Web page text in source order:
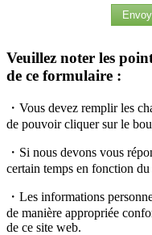
Veuillez noter les
de ce formulaire :
・Vous devez remplir les
de pouvoir cliquer sur le
・Si nous devons vous
certain temps en fonction
・Les informations
de manière appropriée
de ce site web.